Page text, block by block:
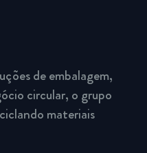
de embalagem,
circular, o grupo
materiais